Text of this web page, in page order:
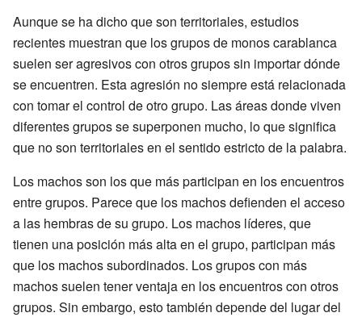
Aunque se ha dicho que son territoriales, estudios
recientes muestran que los grupos de monos carablanca
suelen ser agresivos con otros grupos sin importar dónde
se encuentren. Esta agresión no siempre está relacionada
con tomar el control de otro grupo. Las áreas donde viven
diferentes grupos se superponen mucho, lo que significa
que no son territoriales en el sentido estricto de la palabra.
Los machos son los que más participan en los encuentros
entre grupos. Parece que los machos defienden el acceso
a las hembras de su grupo. Los machos líderes, que
tienen una posición más alta en el grupo, participan más
que los machos subordinados. Los grupos con más
machos suelen tener ventaja en los encuentros con otros
grupos. Sin embargo, esto también depende del lugar del